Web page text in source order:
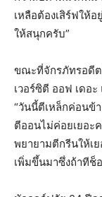
เหลือต้องเสิร์ฟให้
ให้สนุกครับ”
ขณะที่จักรภัทรอดีต
เวอร์ซิตี ออฟ เดอ
“วันนี้ตีเหล็กค่อนข้
ตีออนไม่ค่อยเยอะ
พยายามตีกรีนให้เย
เพิ่มขึ้นมาซึ่งถ้าทีช็